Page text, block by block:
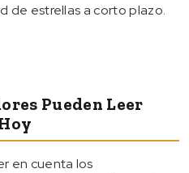
de estrellas a corto plazo.
Pueden Leer
en cuenta los